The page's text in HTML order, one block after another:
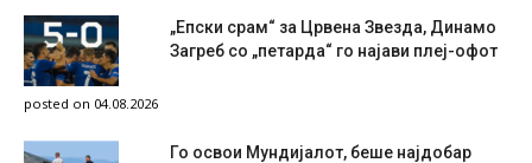
„Епски срам“ за Црвена Звезда, Динамо
Загреб со „петарда“ го најави плеј-офот
posted on 04.08.2026
Го освои Мундијалот, беше најдобар